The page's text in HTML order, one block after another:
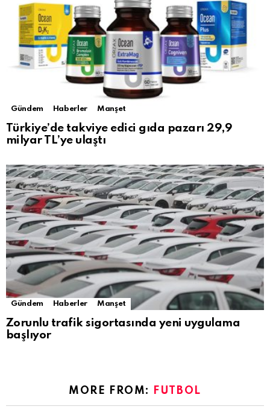
Gündem Haberler Manşet
Türkiye’de takviye edici gıda pazarı 29,9
milyar TL’ye ulaştı
Gündem Haberler Manşet
Zorunlu trafik sigortasında yeni uygulama
başlıyor
MORE FROM: FUTBOL